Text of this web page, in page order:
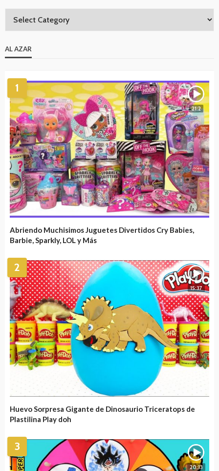
AL AZAR
1
21:2
Abriendo Muchisimos Juguetes Divertidos Cry Babies,
Barbie, Sparkly, LOL y Más
2
15:37
Huevo Sorpresa Gigante de Dinosaurio Triceratops de
Plastilina Play doh
3
20:13